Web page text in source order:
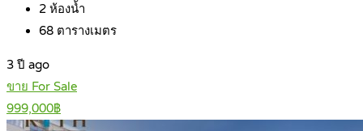
2 ห้องน้ำ
68 ตารางเมตร
3 ปี ago
ขาย For Sale
999,000฿